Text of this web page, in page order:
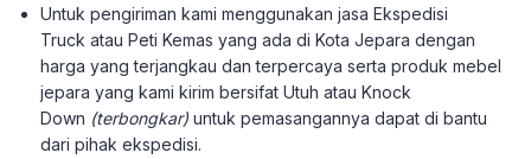
Untuk pengiriman kami menggunakan jasa Ekspedisi
Truck atau Peti Kemas yang ada di Kota Jepara dengan
harga yang terjangkau dan terpercaya serta produk mebel
jepara yang kami kirim bersifat Utuh atau Knock
Down (terbongkar) untuk pemasangannya dapat di bantu
dari pihak ekspedisi.